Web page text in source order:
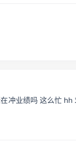
冲业绩吗 这么忙